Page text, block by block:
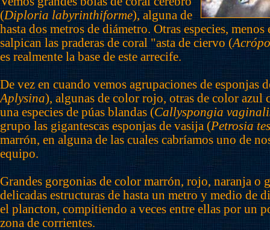
(Diploria labyrinthiforme), alguna de
hasta dos metros de diámetro. Otras especies,
salpican las praderas de coral "asta de ciervo (
es realmente la base de este arrecife.
De vez en cuando vemos agrupaciones de esponjas
Aplysina), algunas de color rojo, otras de color azul
una especies de púas blandas (Callyspongia
grupo las gigantescas esponjas de vasija (Petrosia
marrón, en alguna de las cuales cabríamos uno de
equipo.
Grandes gorgonias de color marrón, rojo, naranja o
delicadas estructuras de hasta un metro y medio de
el plancton, compitiendo a veces entre ellas por un
zona de corrientes.